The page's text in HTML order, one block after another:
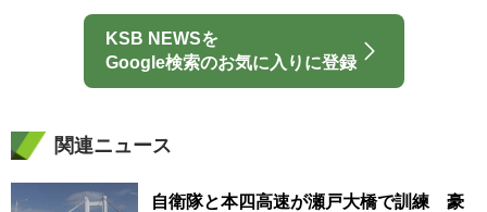
KSB NEWSを
Google検索のお気に入りに登録
関連ニュース
自衛隊と本四高速が瀬戸大橋で訓練 豪